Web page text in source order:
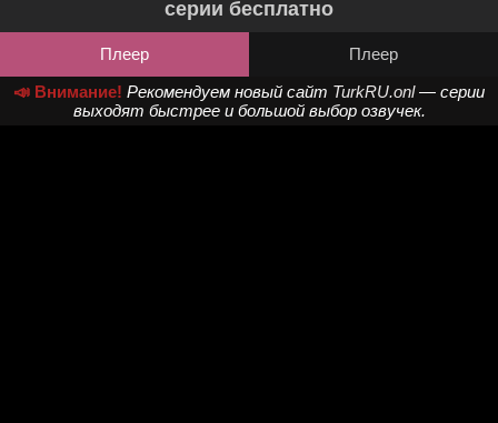
серии бесплатно
Плеер
Плеер
📣 Внимание! Рекомендуем новый сайт TurkRU.onl— серии
выходят быстрее и большой выбор озвучек.